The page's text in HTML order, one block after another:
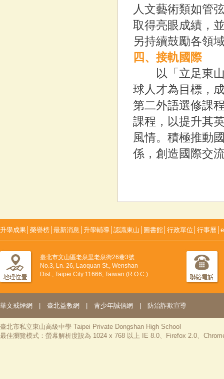
人文藝術類如管
取得亮眼成績，
另持續鼓勵各領
四、接軌國際
以「立足東山
球人才為目標，
第二外語選修課
課程，以提升其
風情。積極推動
係，創造國際交
升學成果 榮譽榜 最新消息 升學輔導 認識東山 圖書館 行政單位 行事曆
臺北市文山區老泉里老泉街26巷3號
No.3, Ln. 26, Laoquan St., Wenshan
Dist., Taipei City 11666, Taiwan (R.O.C.)
華文戒煙網 臺北益教網 青少年誠信網 防治詐欺宣導
臺北市私立東山高級中學 Taipei Private Dongshan High School
最佳瀏覽模式：螢幕解析度設為 1024 x 768 以上 IE 8.0、Firefox 2.0、